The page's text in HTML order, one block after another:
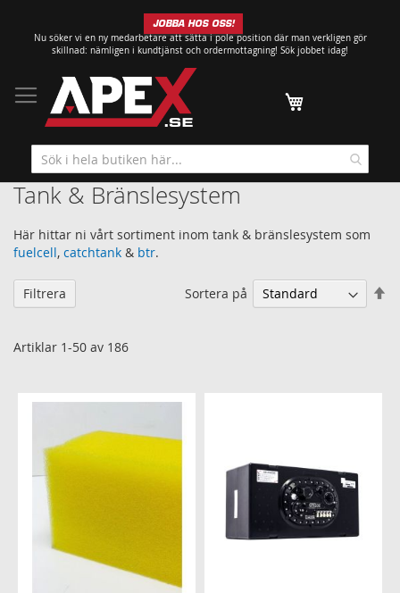
till
innehållet
JOBBA HOS OSS!
Nu söker vi en ny medarbetare att sätta i pole position där man verkligen gör
skillnad: nämligen i kundtjänst och ordermottagning! Sök jobbet idag!
Min kundvagn
Tank & Bränslesystem
Här hittar ni vårt sortiment inom tank & bränslesystem som
fuelcell, catchtank & btr.
Artiklar 1-50 av 186
Sortera på
Filtrera